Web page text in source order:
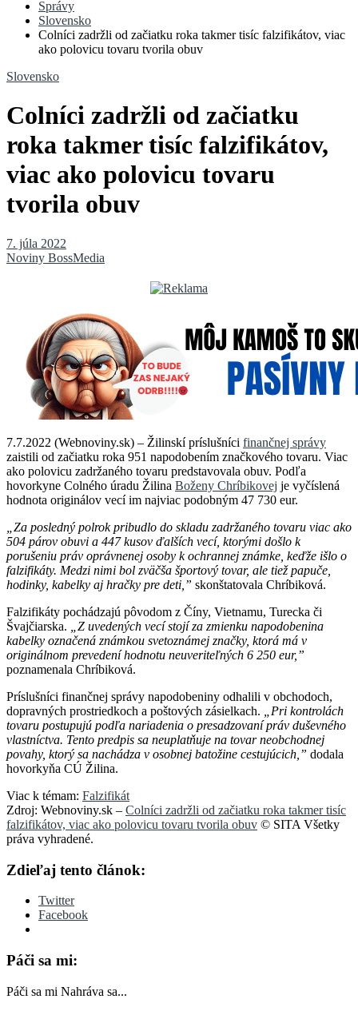
Správy
Slovensko
Colníci zadržli od začiatku roka takmer tisíc falzifikátov, viac
ako polovicu tovaru tvorila obuv
Slovensko
Colníci zadržli od začiatku
roka takmer tisíc falzifikátov,
viac ako polovicu tovaru
tvorila obuv
7. júla 2022
Noviny BossMedia
7.7.2022 (Webnoviny.sk) – Žilinskí príslušníci finančnej správy
zaistili od začiatku roka 951 napodobením značkového tovaru. Viac
ako polovicu zadržaného tovaru predstavovala obuv. Podľa
hovorkyne Colného úradu Žilina Boženy Chríbikovej je vyčíslená
hodnota originálov vecí im najviac podobným 47 730 eur.
„Za posledný polrok pribudlo do skladu zadržaného tovaru viac ako
504 párov obuvi a 447 kusov ďalších vecí, ktorými došlo k
porušeniu práv oprávnenej osoby k ochrannej známke, keďže išlo o
falzifikáty. Medzi nimi bol zväčša športový tovar, ale tiež papuče,
hodinky, kabelky aj hračky pre deti,” skonštatovala Chríbiková.
Falzifikáty pochádzajú pôvodom z Číny, Vietnamu, Turecka či
Švajčiarska. „Z uvedených vecí stojí za zmienku napodobenina
kabelky označená známkou svetoznámej značky, ktorá má v
originálnom prevedení hodnotu neuveriteľných 6 250 eur,”
poznamenala Chríbiková.
Príslušníci finančnej správy napodobeniny odhalili v obchodoch,
dopravných prostriedkoch a poštových zásielkach.
„Pri kontrolách
tovaru postupujú podľa nariadenia o presadzovaní práv duševného
vlastníctva. Tento predpis sa neuplatňuje na tovar neobchodnej
povahy, ktorý sa nachádza v osobnej batožine cestujúcich,” dodala
hovorkyňa CÚ Žilina.
Viac k témam: Falzifikát
Zdroj: Webnoviny.sk – Colníci zadržli od začiatku roka takmer tisíc
falzifikátov, viac ako polovicu tovaru tvorila obuv © SITA Všetky
práva vyhradené.
Zdieľaj tento článok:
Twitter
Facebook
Páči sa mi:
Páči sa mi Nahráva sa...